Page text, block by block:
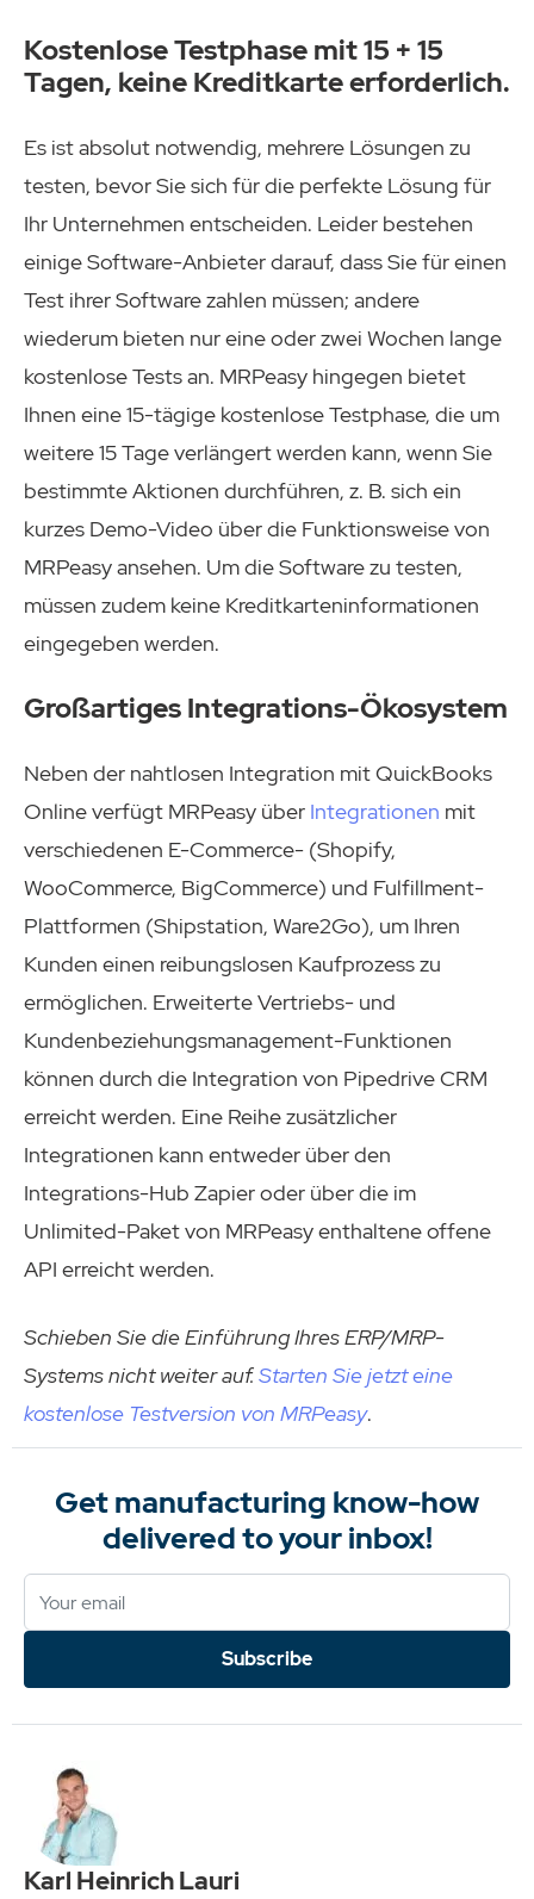
Kostenlose Testphase mit 15 + 15
Tagen, keine Kreditkarte erforderlich.
Es ist absolut notwendig, mehrere Lösungen zu
testen, bevor Sie sich für die perfekte Lösung für
Ihr Unternehmen entscheiden. Leider bestehen
einige Software-Anbieter darauf, dass Sie für einen
Test ihrer Software zahlen müssen; andere
wiederum bieten nur eine oder zwei Wochen lange
kostenlose Tests an. MRPeasy hingegen bietet
Ihnen eine 15-tägige kostenlose Testphase, die um
weitere 15 Tage verlängert werden kann, wenn Sie
bestimmte Aktionen durchführen, z. B. sich ein
kurzes Demo-Video über die Funktionsweise von
MRPeasy ansehen. Um die Software zu testen,
müssen zudem keine Kreditkarteninformationen
eingegeben werden.
Großartiges Integrations-Ökosystem
Neben der nahtlosen Integration mit QuickBooks
Online verfügt MRPeasy über Integrationen mit
verschiedenen E-Commerce- (Shopify,
WooCommerce, BigCommerce) und Fulfillment-
Plattformen (Shipstation, Ware2Go), um Ihren
Kunden einen reibungslosen Kaufprozess zu
ermöglichen. Erweiterte Vertriebs- und
Kundenbeziehungsmanagement-Funktionen
können durch die Integration von Pipedrive CRM
erreicht werden. Eine Reihe zusätzlicher
Integrationen kann entweder über den
Integrations-Hub Zapier oder über die im
Unlimited-Paket von MRPeasy enthaltene offene
API erreicht werden.
Schieben Sie die Einführung Ihres ERP/MRP-
Systems nicht weiter auf.Starten Sie jetzt eine
kostenlose Testversion von MRPeasy.
Get manufacturing know-how
delivered to your inbox!
Subscribe
Karl Heinrich Lauri